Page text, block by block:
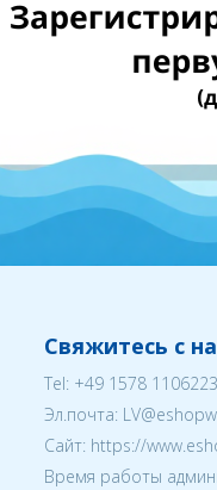
Свяжитесь с
Tel: +49 1578 1106223
Эл.почта:
Cайт: https://
Время работы